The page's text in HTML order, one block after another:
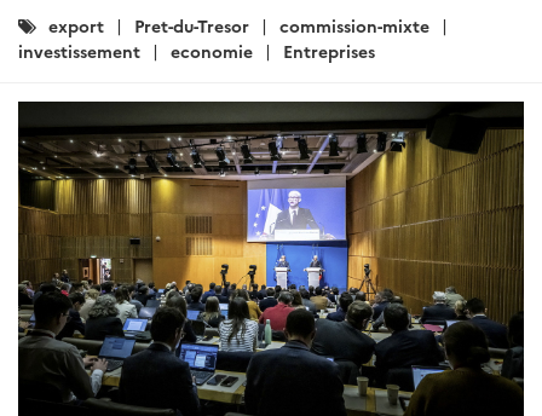
Catégories
:
export Pret-du-Tresor
commission-mixte
investissement
economie Entreprises